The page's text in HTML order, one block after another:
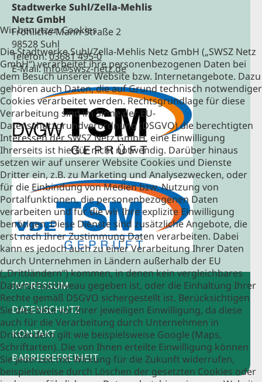
Stadtwerke Suhl/Zella-Mehlis
Netz GmbH
Fröhliche-Mann-Straße 2
98528 Suhl
Telefon:03681 495-0
E-Mail:info@swsz-netz.de
IMPRESSUM
DATENSCHUTZ
KONTAKT
BARRIEREFREIHEIT
Wir benutzen Cookies
Die Stadtwerke Suhl/Zella-Mehlis Netz GmbH („SWSZ Netz
GmbH“) verarbeitet ihre personenbezogenen Daten bei
dem Besuch unserer Website bzw. Internetangebote. Dazu
gehören auch Daten, die auf Grund technisch notwendiger
Cookies verarbeitet werden. Rechtsgrundlage für diese
Verarbeitung sind im Sinne der EU-
Datenschutzgrundverordnung (DSGVO) die berechtigten
Interessen der SWSZ Netz GmbH, eine Einwilligung
Ihrerseits ist hierfür nicht notwendig. Darüber hinaus
setzen wir auf unserer Website Cookies und Dienste
Dritter ein, z.B. zu Marketing und Analysezwecken, oder
für die Einbindung von Medien bzw. Nutzung von
Portalfunktionen, die personenbezogenen Daten
verarbeiten und für die wir Ihre explizite Einwilligung
benötigen. Diese Dienste sind zusätzliche Angebote, die
erst nach Ihrer Zustimmung Daten verarbeiten. Dabei
kann es jedoch auch zu einer Verarbeitung Ihrer Daten
durch Unternehmen in Ländern außerhalb der EU
(„Drittländern“) kommen, in denen kein vergleichbares
Datenschutzniveau gegeben ist, oder die Einhaltung Ihrer
Rechte gemäß DSGVO sichergestellt ist. Berücksichtigen
Sie dies bitte vor Ihrer jeweiligen Einwilligung, da diese
auch für die Verarbeitung durch Unternehmen in
Drittländern gilt wie beispielsweise Google (Maps,
Schriftarten). Die von Ihnen erteilte Einwilligung können
Sie jederzeit mit Wirkung für die Zukunft widerrufen,
beispielsweise durch Löschen der gesetzten Cookies oder